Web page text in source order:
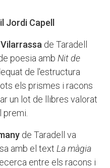
Jordi Capell
de Taradell
poesia amb Nit de
de l'estructura
els prismes i racons
un lot de llibres valorat
de Taradell va
amb el text La màgia
entre els racons i